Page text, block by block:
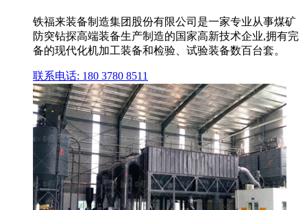
铁福来装备制造集团股份有限公司是一家专业从事煤矿
防突钻探高端装备生产制造的国家高新技术企业,拥有完
备的现代化机加工装备和检验、试验装备数百台套。
联系电话: 180 3780 8511